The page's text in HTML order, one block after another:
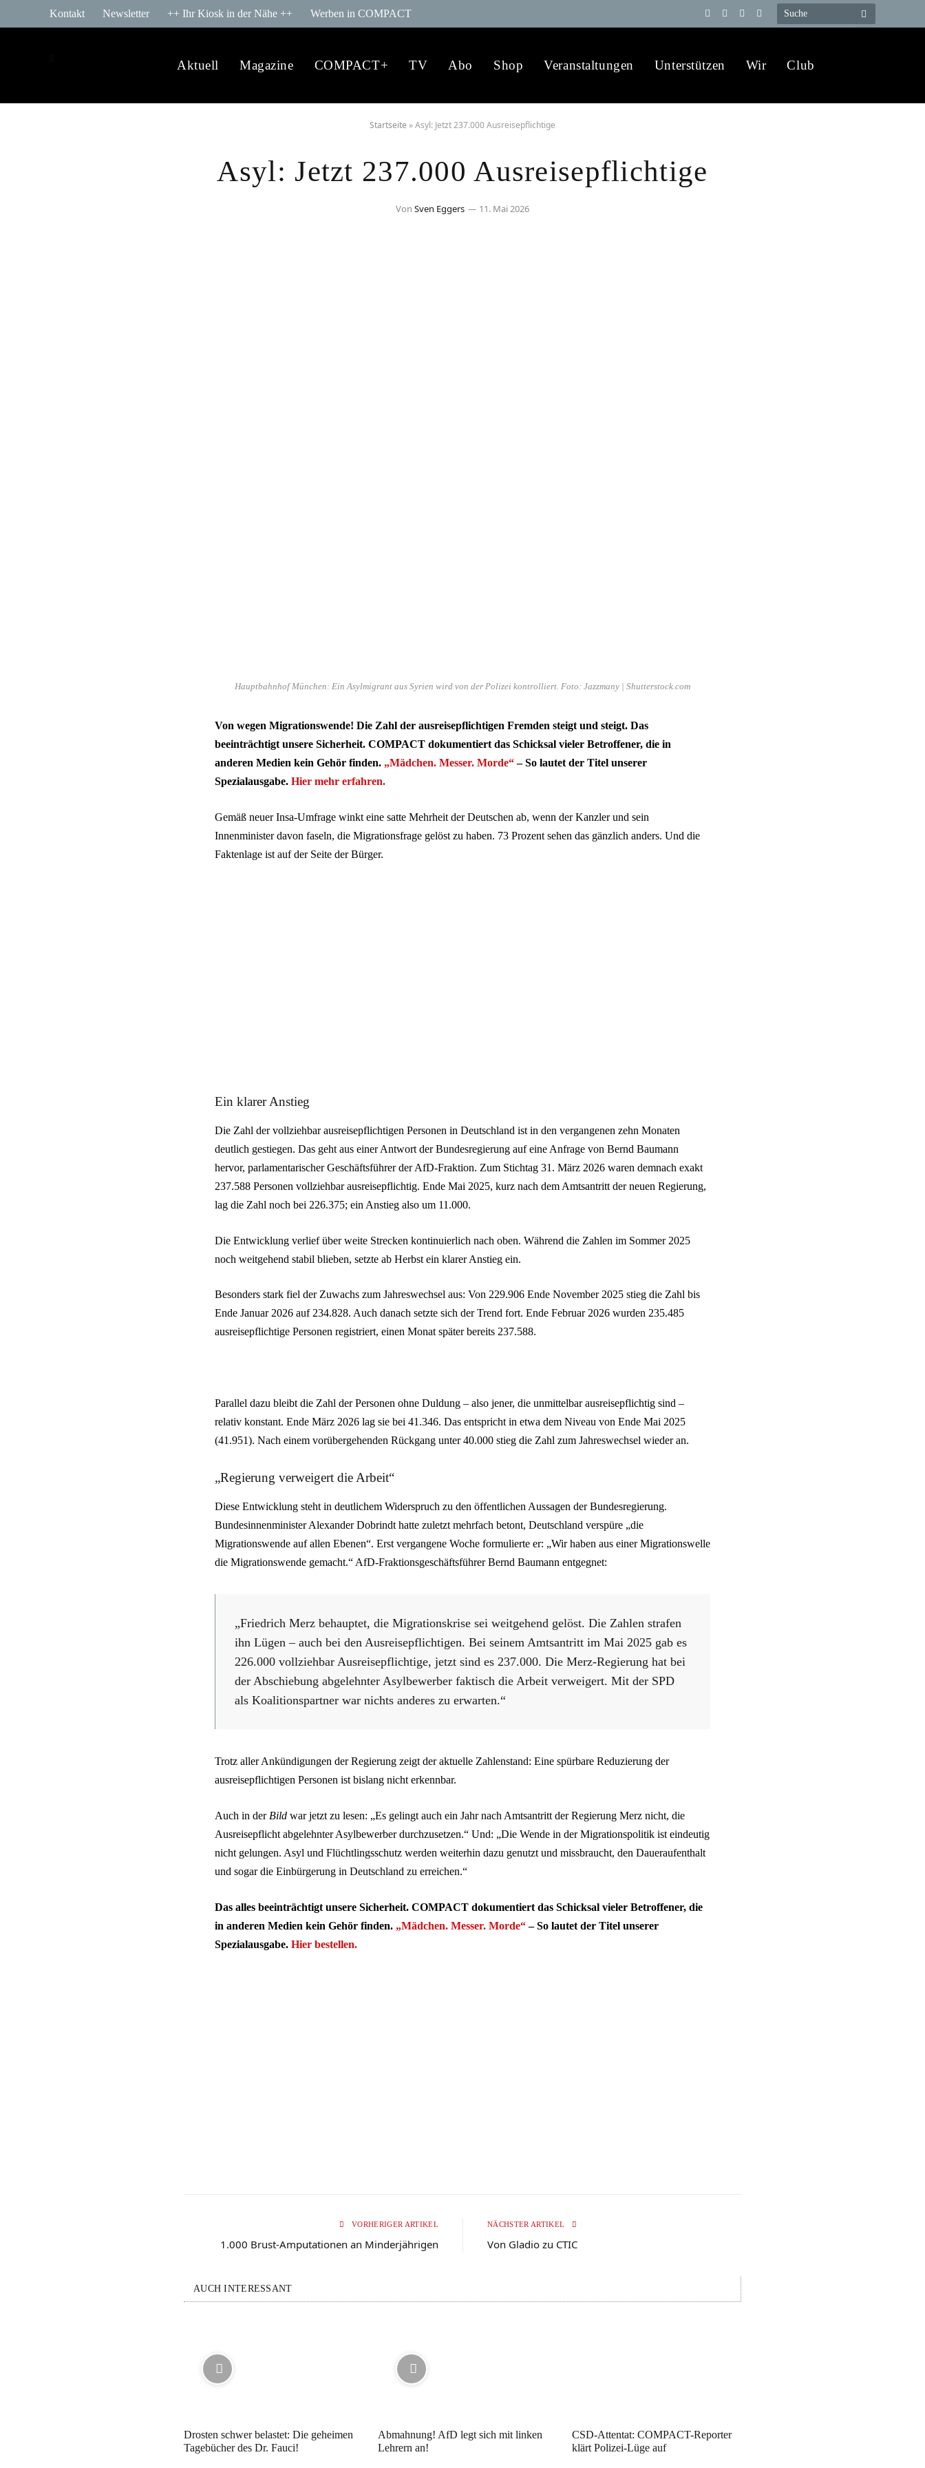
Kontakt Newsletter ++ Ihr Kiosk in der Nähe ++ Werben in COMPACT
Telegram
YouTube
X
WhatsApp
Aktuell Magazine COMPACT+ TV Abo Shop Veranstaltungen Unterstützen Wir Club
Startseite »Asyl: Jetzt 237.000 Ausreisepflichtige
Asyl: Jetzt 237.000 Ausreisepflichtige
Von Sven Eggers 11. Mai 2026
Hauptbahnhof München: Ein Asylmigrant aus Syrien wird von der Polizei kontrolliert. Foto: Jazzmany | Shutterstock.com
Von wegen Migrationswende! Die Zahl der ausreisepflichtigen Fremden steigt und steigt. Das
beeinträchtigt unsere Sicherheit. COMPACT dokumentiert das Schicksal vieler Betroffener, die in
anderen Medien kein Gehör finden. „Mädchen. Messer. Morde“– So lautet der Titel unserer
Spezialausgabe. Hier mehr erfahren.
Gemäß neuer Insa-Umfrage winkt eine satte Mehrheit der Deutschen ab, wenn der Kanzler und sein
Innenminister davon faseln, die Migrationsfrage gelöst zu haben. 73 Prozent sehen das gänzlich anders. Und die
Faktenlage ist auf der Seite der Bürger.
Ein klarer Anstieg
Die Zahl der vollziehbar ausreisepflichtigen Personen in Deutschland ist in den vergangenen zehn Monaten
deutlich gestiegen. Das geht aus einer Antwort der Bundesregierung auf eine Anfrage von Bernd Baumann
hervor, parlamentarischer Geschäftsführer der AfD-Fraktion. Zum Stichtag 31. März 2026 waren demnach exakt
237.588 Personen vollziehbar ausreisepflichtig. Ende Mai 2025, kurz nach dem Amtsantritt der neuen Regierung,
lag die Zahl noch bei 226.375; ein Anstieg also um 11.000.
Die Entwicklung verlief über weite Strecken kontinuierlich nach oben. Während die Zahlen im Sommer 2025
noch weitgehend stabil blieben, setzte ab Herbst ein klarer Anstieg ein.
Besonders stark fiel der Zuwachs zum Jahreswechsel aus: Von 229.906 Ende November 2025 stieg die Zahl bis
Ende Januar 2026 auf 234.828. Auch danach setzte sich der Trend fort. Ende Februar 2026 wurden 235.485
ausreisepflichtige Personen registriert, einen Monat später bereits 237.588.
Parallel dazu bleibt die Zahl der Personen ohne Duldung – also jener, die unmittelbar ausreisepflichtig sind –
relativ konstant. Ende März 2026 lag sie bei 41.346. Das entspricht in etwa dem Niveau von Ende Mai 2025
(41.951). Nach einem vorübergehenden Rückgang unter 40.000 stieg die Zahl zum Jahreswechsel wieder an.
„Regierung verweigert die Arbeit“
Diese Entwicklung steht in deutlichem Widerspruch zu den öffentlichen Aussagen der Bundesregierung.
Bundesinnenminister Alexander Dobrindt hatte zuletzt mehrfach betont, Deutschland verspüre „die
Migrationswende auf allen Ebenen“. Erst vergangene Woche formulierte er: „Wir haben aus einer Migrationswelle
die Migrationswende gemacht.“ AfD-Fraktionsgeschäftsführer Bernd Baumann entgegnet:
„Friedrich Merz behauptet, die Migrationskrise sei weitgehend gelöst. Die Zahlen strafen
ihn Lügen – auch bei den Ausreisepflichtigen. Bei seinem Amtsantritt im Mai 2025 gab es
226.000 vollziehbar Ausreisepflichtige, jetzt sind es 237.000. Die Merz-Regierung hat bei
der Abschiebung abgelehnter Asylbewerber faktisch die Arbeit verweigert. Mit der SPD
als Koalitionspartner war nichts anderes zu erwarten.“
Trotz aller Ankündigungen der Regierung zeigt der aktuelle Zahlenstand: Eine spürbare Reduzierung der
ausreisepflichtigen Personen ist bislang nicht erkennbar.
Auch in der Bild war jetzt zu lesen: „Es gelingt auch ein Jahr nach Amtsantritt der Regierung Merz nicht, die
Ausreisepflicht abgelehnter Asylbewerber durchzusetzen.“ Und: „Die Wende in der Migrationspolitik ist eindeutig
nicht gelungen. Asyl und Flüchtlingsschutz werden weiterhin dazu genutzt und missbraucht, den Daueraufenthalt
und sogar die Einbürgerung in Deutschland zu erreichen.“
Das alles beeinträchtigt unsere Sicherheit. COMPACT dokumentiert das Schicksal vieler Betroffener, die
in anderen Medien kein Gehör finden. „Mädchen. Messer. Morde“– So lautet der Titel unserer
Spezialausgabe. Hier bestellen.
VORHERIGER ARTIKEL
1.000 Brust-Amputationen an Minderjährigen
NÄCHSTER ARTIKEL
Von Gladio zu CTIC
AUCH INTERESSANT
Drosten schwer belastet: Die geheimen
Tagebücher des Dr. Fauci!
Abmahnung! AfD legt sich mit linken
Lehrern an!
CSD-Attentat: COMPACT-Reporter
klärt Polizei-Lüge auf